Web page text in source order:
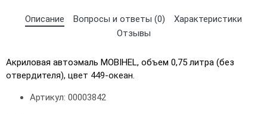
Выберите язык магазина
Описание Вопросы и ответы (0)
Характеристики
Отзывы
Акриловая автоэмаль MOBIHEL, объем 0,75 литра (без
отвердителя), цвет 449-океан.
Артикул: 00003842